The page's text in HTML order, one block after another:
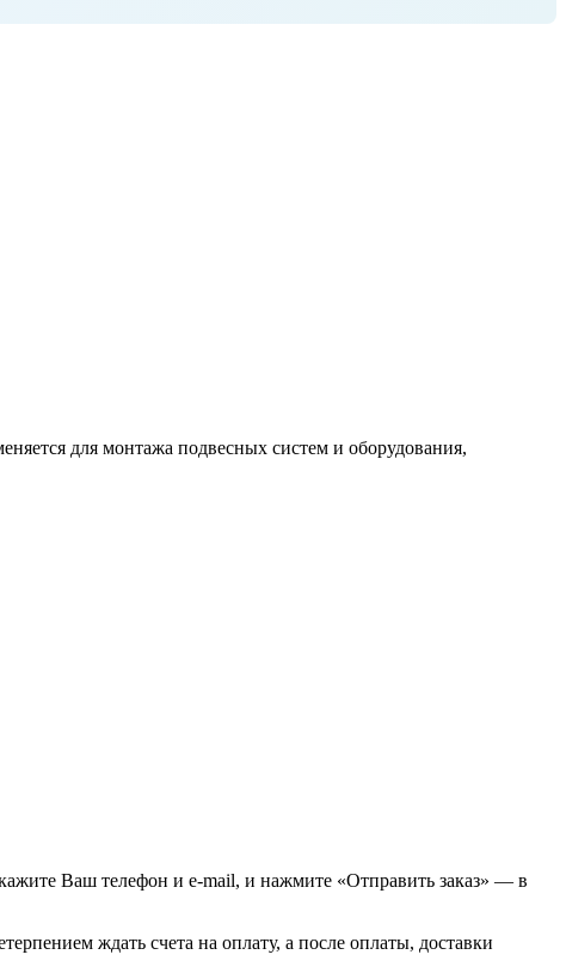
для монтажа подвесных систем и оборудования,
Ваш телефон и e-mail, и нажмите «Отправить заказ» — в
ждать счета на оплату, а после оплаты, доставки